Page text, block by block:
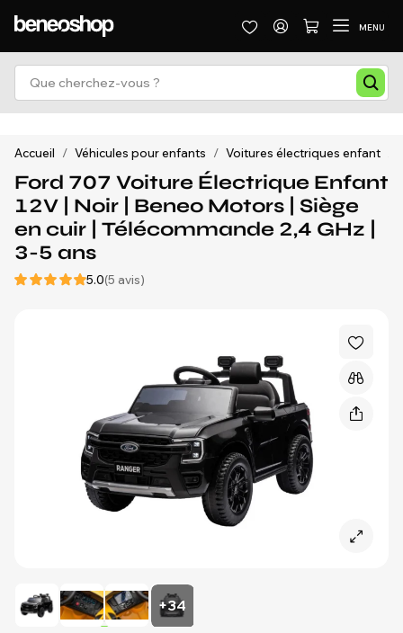
MENU
Accueil / Véhicules pour enfants / Voitures électriques enfant
Ford 707 Voiture Électrique Enfant
12V | Noir | Beneo Motors | Siège
en cuir | Télécommande 2,4 GHz |
3-5 ans
5.0(5 avis)
+34